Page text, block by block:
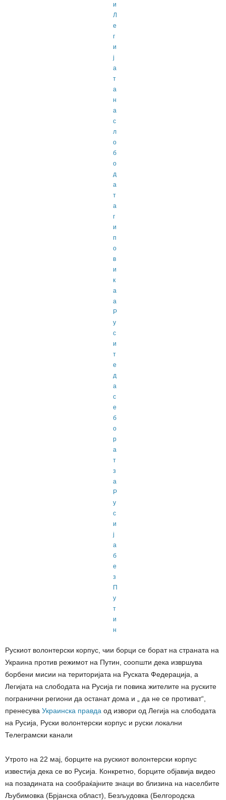
Рускиот волонтерски корпус, чии борци се борат на страната на
Украина против режимот на Путин, соопшти дека извршува
борбени мисии на територијата на Руската Федерација, а
Легијата на слободата на Русија ги повика жителите на руските
погранични региони да останат дома и „ да не се противат“,
пренесува Украинска правда од извори од Легија на слободата
на Русија, Руски волонтерски корпус и руски локални
Телеграмски канали
Утрото на 22 мај, борците на рускиот волонтерски корпус
известија дека се во Русија. Конкретно, борците објавија видео
на позадината на сообраќајните знаци во близина на населбите
Љубимовка (Брјанска област), Безљудовка (Белгородска